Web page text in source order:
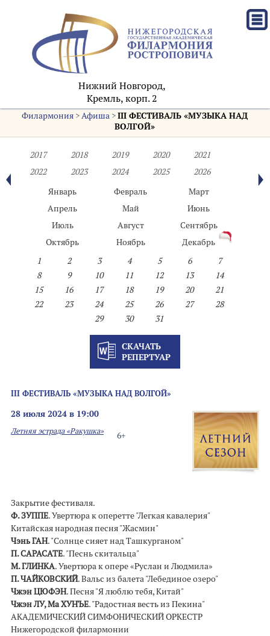
Нижний Новгород,
Кремль, корп. 2
Филармония >Афиша >III ФЕСТИВАЛЬ «МУЗЫКА НАД
ВОЛГОЙ»
2017 2018 2019 2020
2021
2022
2023 2024 2025
2026
Январь
Февраль
Март
Апрель
Май
Июнь
Июль
Август
Сентябрь
Октябрь
Ноябрь
Декабрь
1
2 3 4 5 6
7
8
9 10 11 12 13
14
15
16 17 18 19 20
21
22
23 24 25 26 27
28
29
30 31
СКАЧАТЬ
РЕПЕРТУАР
III ФЕСТИВАЛЬ «МУЗЫКА НАД ВОЛГОЙ»
28 июля 2024 в 19:00
6+
Летняя эстрада «Ракушка»
Закрытие фестиваля.
Ф. ЗУППЕ. Увертюра к оперетте "Легкая кавалерия"
Китайская народная песня "Жасмин"
Чэнь ГАН. "Солнце сияет над Ташкурганом"
П. САРАСАТЕ. "Песнь скитальца"
М. ГЛИНКА. Увертюра к опере «Руслан и Людмила»
П. ЧАЙКОВСКИЙ. Вальс из балета "Лебединое озеро"
Чжэн ЦЮФЭН. Песня "Я люблю тебя, Китай"
Чжэн ЛУ, Ма ХУНЪЕ. "Радостная весть из Пекина"
АКАДЕМИЧЕСКИЙ СИМФОНИЧЕСКИЙ ОРКЕСТР
Нижегородской филармонии